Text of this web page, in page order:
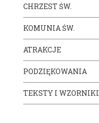
CHRZEST ŚW.
KOMUNIA ŚW.
ATRAKCJE
PODZIĘKOWANIA
TEKSTY I WZORNIKI